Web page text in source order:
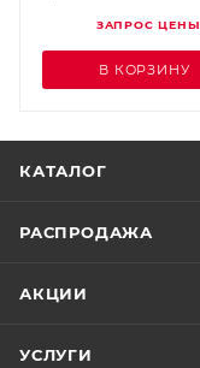
ЗАПРОС ЦЕНЫ
В КОРЗИНУ
КАТАЛОГ
РАСПРОДАЖА
АКЦИИ
УСЛУГИ